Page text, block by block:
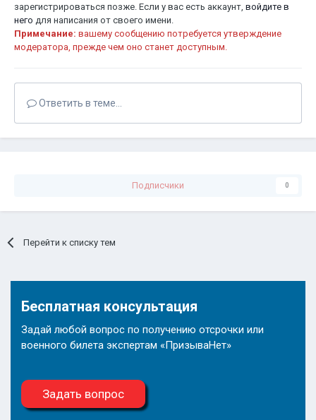
зарегистрироваться позже. Если у вас есть аккаунт, войдите в
него для написания от своего имени.
Примечание: вашему сообщению потребуется утверждение
модератора, прежде чем оно станет доступным.
Ответить в теме...
Подписчики 0
Перейти к списку тем
Бесплатная консультация
Задай любой вопрос по получению отсрочки или
военного билета экспертам «ПризываНет»
Задать вопрос